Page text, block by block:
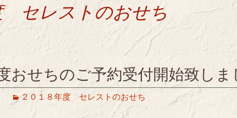
セレストのおせち
おせちのご予約受付開始致しま
２０１８年度 セレストのおせち